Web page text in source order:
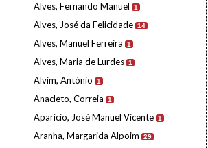
Alves, Fernando Manuel 1
Alves, José da Felicidade 14
Alves, Manuel Ferreira 1
Alves, Maria de Lurdes 1
Alvim, António 1
Anacleto, Correia 1
Aparício, José Manuel Vicente 1
Aranha, Margarida Alpoim 29